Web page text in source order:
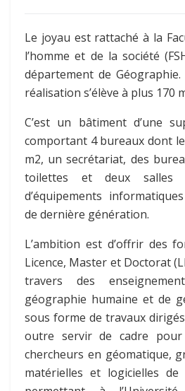
Le joyau est rattaché à la
l’homme et de la société
département de
réalisation s’élève à plus 170
C’est un bâtiment d’une
comportant 4 bureaux dont
m2, un secrétariat, des
toilettes et deux salles
d’équipements
de dernière génération.
L’ambition est d’offrir des
Licence, Master et Doctorat
travers des
géographie humaine et de
sous forme de travaux
outre servir de cadre
chercheurs en géomatique,
matérielles et logicielles de